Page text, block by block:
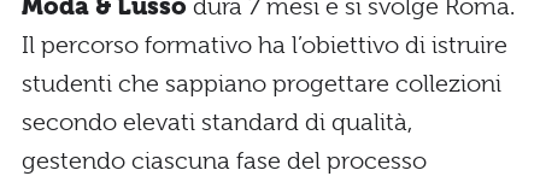
Moda & Lusso dura 7 mesi e si svolge Roma.
Il percorso formativo ha l’obiettivo di istruire
studenti che sappiano progettare collezioni
secondo elevati standard di qualità,
gestendo ciascuna fase del processo